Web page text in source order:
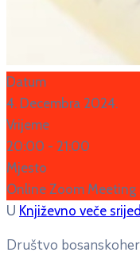
Datum
4. Decembra 2024.
Vrijeme
20:00 - 21:00
Mjesto
Online Zoom Meeting
U Književno veče
Društvo